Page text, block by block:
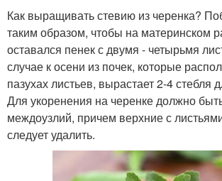
Как выращивать стевию из черенка?
таким образом, чтобы на материнском
оставался пенек с двумя - четырьмя
случае к осени из почек, которые
пазухах листьев, вырастает 2-4 стебля
Для укоренения на черенке должно
междоузлий, причем верхние с
следует удалить.